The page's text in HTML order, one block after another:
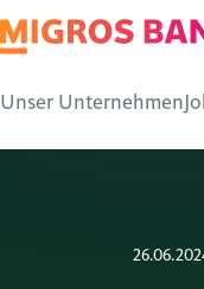
Unser Unternehmen